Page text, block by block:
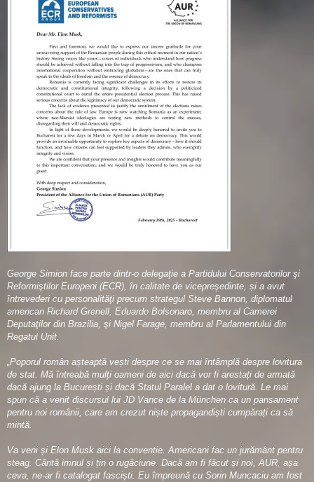
George Simion face parte dintr-o delegaţie a Partidului Conservatorilor şi
Reformiştilor Europeni (ECR), în calitate de vicepreşedinte, și a avut
întrevederi cu personalităţi precum strategul Steve Bannon, diplomatul
american Richard Grenell, Eduardo Bolsonaro, membru al Camerei
Deputaţilor din Brazilia, şi Nigel Farage, membru al Parlamentului din
Regatul Unit.
„Poporul român așteaptă vești despre ce se mai întâmplă despre lovitura
de stat. Mă întreabă mulți oameni de aici dacă vor fi arestați de armată
dacă ajung la București și dacă Statul Paralel a dat o lovitură. Le mai
spun că a venit discursul lui JD Vance de la München ca un pansament
pentru noi românii, care am crezut niște propagandiști cumpărați ca să
mintă.
Va veni și Elon Musk aici la convenție. Americani fac un jurământ pentru
steag. Cântă imnul și țin o rugăciune. Dacă am fi făcut și noi, AUR, așa
ceva, ne-ar fi catalogat fasciști. Eu împreună cu Sorin Muncaciu am fost